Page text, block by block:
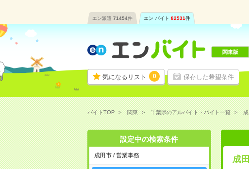
エン派遣 71454件 エン バイト 82531件
気になるリスト 0 保存した希望条件
関東版
バイトTOP 関東 千葉県のアルバイト・バイト一覧
設定中の検索条件
成田市 / 営業事務 成